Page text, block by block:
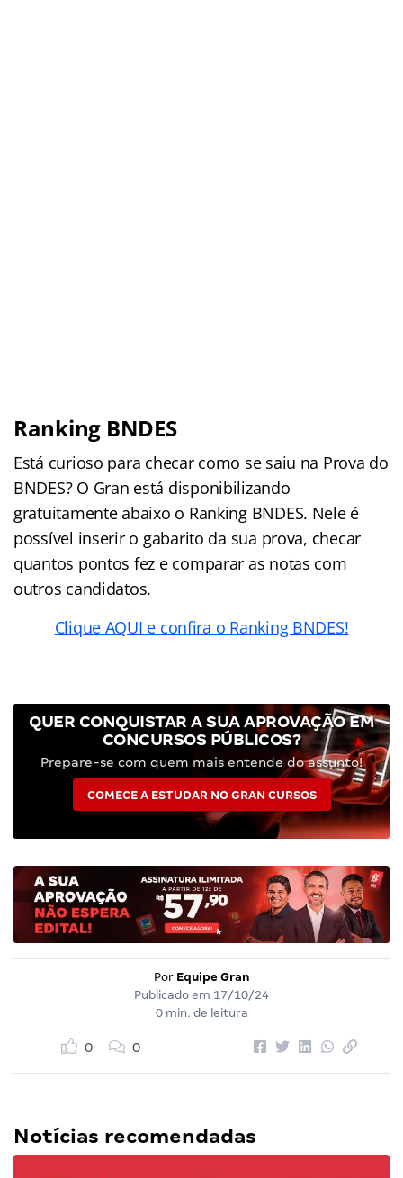
Ranking BNDES
Está curioso para checar como se saiu na Prova do
BNDES? O Gran está disponibilizando
gratuitamente abaixo o Ranking BNDES. Nele é
possível inserir o gabarito da sua prova, checar
quantos pontos fez e comparar as notas com
outros candidatos.
Clique AQUI e confira o Ranking BNDES!
QUER CONQUISTAR A SUA APROVAÇÃO EM
CONCURSOS PÚBLICOS?
Prepare-se com quem mais entende do assunto!
COMECE A ESTUDAR NO GRAN CURSOS
Por Equipe Gran
Publicado em 17/10/24
0 min. de leitura
0 0
Notícias recomendadas